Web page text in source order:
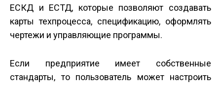
ЕСКД и ЕСТД, которые позволяют создавать
карты техпроцесса, спецификацию, оформлять
чертежи и управляющие программы.
Если предприятие имеет собственные
стандарты, то пользователь может настроить